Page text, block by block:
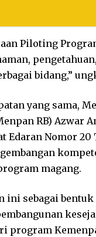
Piloting
bidang,”
yang sama,
RB) Azwar
Edaran Nomor
magang.
ini sebagai
program